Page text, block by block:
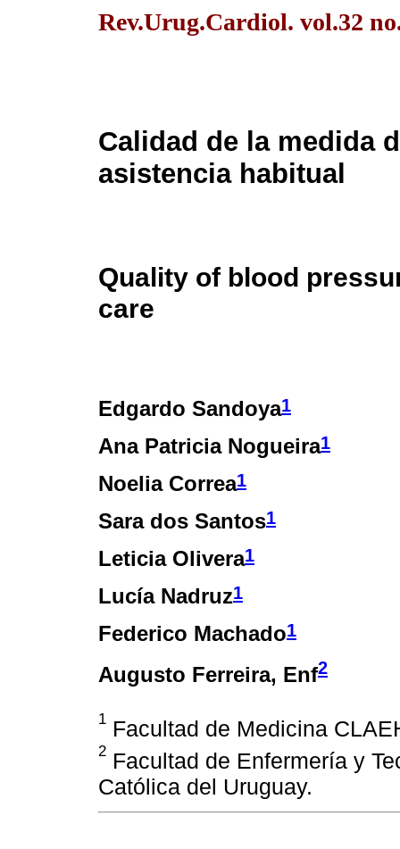
Rev.Urug.Cardiol. vol.32
Calidad de la medida
asistencia habitual
Quality of blood
care
Edgardo Sandoya1
Ana Patricia Nogueira1
Noelia Correa1
Sara dos Santos1
Leticia Olivera1
Lucía Nadruz1
Federico Machado1
Augusto Ferreira, Enf2
1 Facultad de Medicina
2 Facultad de Enfermería y
Católica del Uruguay.